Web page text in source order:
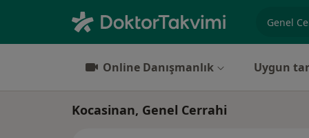
Online Danışmanlık Uygun
Kocasinan, Genel Cerrahi